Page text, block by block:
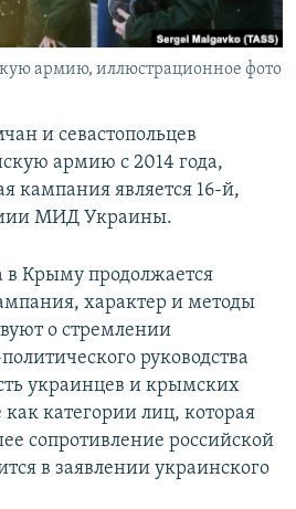
КРЫМАармию, иллюстрационное фото
и севастопольцев
армию с 2014 года,
кампания является 16-й,
МИД Украины.
Крыму продолжается
характер и методы
о стремлении
руководства
украинцев и крымских
как категории лиц, которая
сопротивление российской
в заявлении украинского